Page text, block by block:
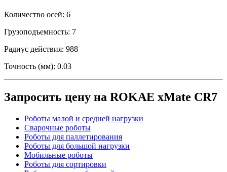
Количество осей: 6
Грузоподъемность: 7
Радиус действия: 988
Точность (мм): 0.03
Запросить цену на ROKAE xMate CR7
Роботы малой и средней нагрузки
Сварочные роботы
Роботы для паллетирования
Роботы для большой нагрузки
Мобильные роботы
Роботы для сортировки